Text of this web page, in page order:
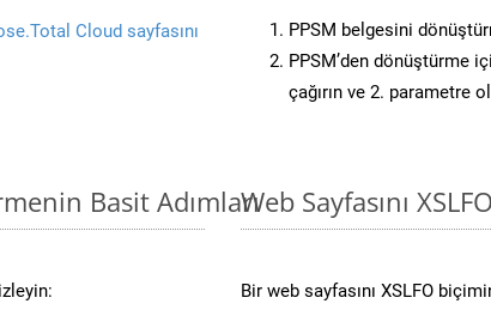
Cloud sayfasını
PPSM belgesini
PPSM’den dönüştürme
çağırın ve 2. parametre
Basit AdımlarıWeb Sayfasını
Bir web sayfasını XSLFO